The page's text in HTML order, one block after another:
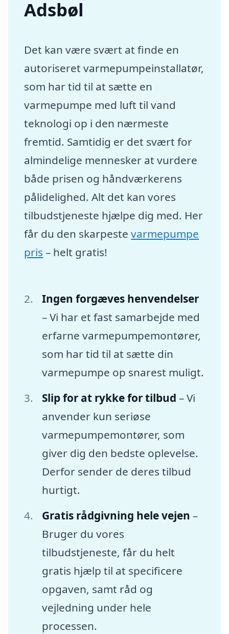
Adsbøl
Det kan være svært at finde en
autoriseret varmepumpeinstallatør,
som har tid til at sætte en
varmepumpe med luft til vand
teknologi op i den nærmeste
fremtid. Samtidig er det svært for
almindelige mennesker at vurdere
både prisen og håndværkerens
pålidelighed. Alt det kan vores
tilbudstjeneste hjælpe dig med. Her
får du den skarpestevarmepumpe
pris – helt gratis!
Ingen forgæves henvendelser
– Vi har et fast samarbejde med
erfarne varmepumpemontører,
som har tid til at sætte din
varmepumpe op snarest muligt.
Slip for at rykke for tilbud – Vi
anvender kun seriøse
varmepumpemontører, som
giver dig den bedste oplevelse.
Derfor sender de deres tilbud
hurtigt.
Gratis rådgivning hele vejen –
Bruger du vores
tilbudstjeneste, får du helt
gratis hjælp til at specificere
opgaven, samt råd og
vejledning under hele
processen.